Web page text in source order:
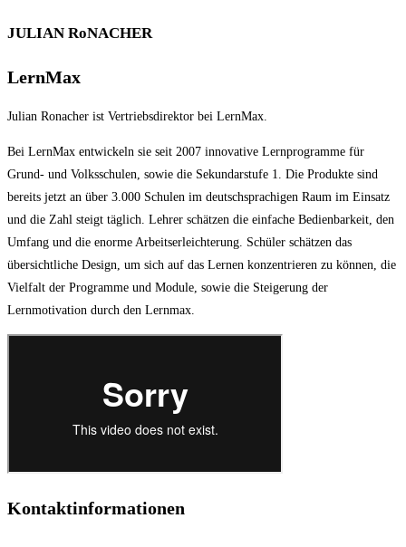
JULIAN RoNACHER
LernMax
Julian Ronacher ist Vertriebsdirektor bei LernMax.
Bei LernMax entwickeln sie seit 2007 innovative Lernprogramme für
Grund- und Volksschulen, sowie die Sekundarstufe 1. Die Produkte sind
bereits jetzt an über 3.000 Schulen im deutschsprachigen Raum im Einsatz
und die Zahl steigt täglich. Lehrer schätzen die einfache Bedienbarkeit, den
Umfang und die enorme Arbeitserleichterung. Schüler schätzen das
übersichtliche Design, um sich auf das Lernen konzentrieren zu können, die
Vielfalt der Programme und Module, sowie die Steigerung der
Lernmotivation durch den Lernmax.
Kontaktinformationen